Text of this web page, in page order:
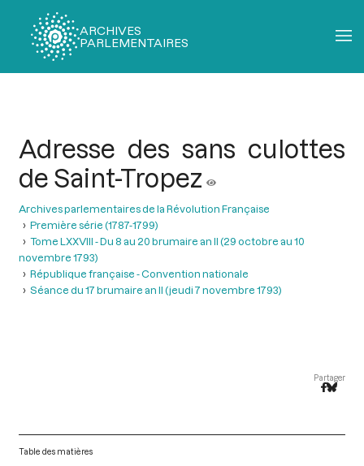
ARCHIVES
PARLEMENTAIRES
Adresse des sans culottes
de Saint-Tropez
Archives parlementaires de la Révolution Française
Première série (1787-1799)
Tome LXXVIII - Du 8 au 20 brumaire an II (29 octobre au 10
novembre 1793)
République française - Convention nationale
Séance du 17 brumaire an II (jeudi 7 novembre 1793)
Partager
Table des matières